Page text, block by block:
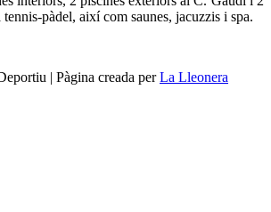
tennis-pàdel, així com saunes, jacuzzis i spa.
| Pàgina creada perLa Lleonera